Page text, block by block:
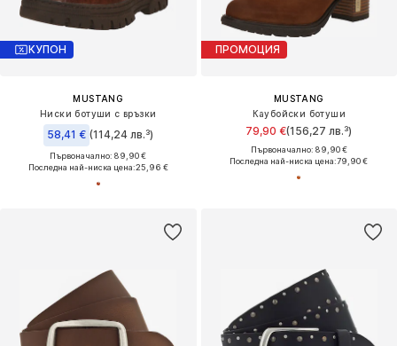
КУПОН
MUSTANG
Ниски ботуши с връзки
58,41 € (114,24 лв.³)
Първоначално: 89,90 €
Последна най-ниска цена:25,96 €
ПРОМОЦИЯ
MUSTANG
Каубойски ботуши
79,90 €(156,27 лв.³)
Първоначално: 89,90 €
Последна най-ниска цена:79,90 €